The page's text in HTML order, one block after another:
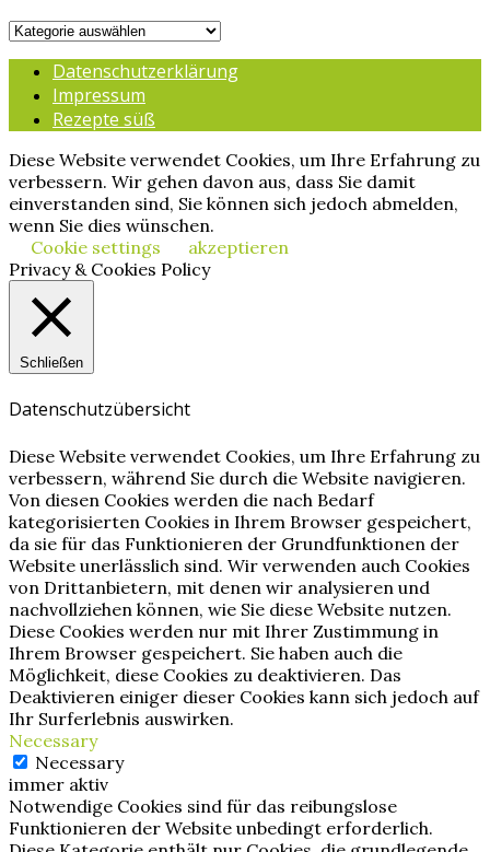
Kategorien
Datenschutzerklärung
Impressum
Rezepte süß
Diese Website verwendet Cookies, um Ihre Erfahrung zu
verbessern. Wir gehen davon aus, dass Sie damit
einverstanden sind, Sie können sich jedoch abmelden,
wenn Sie dies wünschen.
Cookie settings
akzeptieren
Privacy & Cookies Policy
Schließen
Datenschutzübersicht
Diese Website verwendet Cookies, um Ihre Erfahrung zu
verbessern, während Sie durch die Website navigieren.
Von diesen Cookies werden die nach Bedarf
kategorisierten Cookies in Ihrem Browser gespeichert,
da sie für das Funktionieren der Grundfunktionen der
Website unerlässlich sind. Wir verwenden auch Cookies
von Drittanbietern, mit denen wir analysieren und
nachvollziehen können, wie Sie diese Website nutzen.
Diese Cookies werden nur mit Ihrer Zustimmung in
Ihrem Browser gespeichert. Sie haben auch die
Möglichkeit, diese Cookies zu deaktivieren. Das
Deaktivieren einiger dieser Cookies kann sich jedoch auf
Ihr Surferlebnis auswirken.
Necessary
Necessary
immer aktiv
Notwendige Cookies sind für das reibungslose
Funktionieren der Website unbedingt erforderlich.